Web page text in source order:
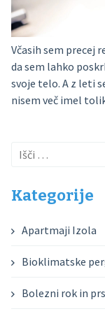
Včasih sem precej
da sem lahko
svoje telo. A z leti
nisem več imel
Išči:
Kategorije
Apartmaji Izola
Bioklimatske
Bolezni rok in